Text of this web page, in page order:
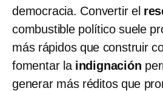
democracia. Convertir el
combustible político suele
más rápidos que construir
fomentar la indignación
generar más réditos que